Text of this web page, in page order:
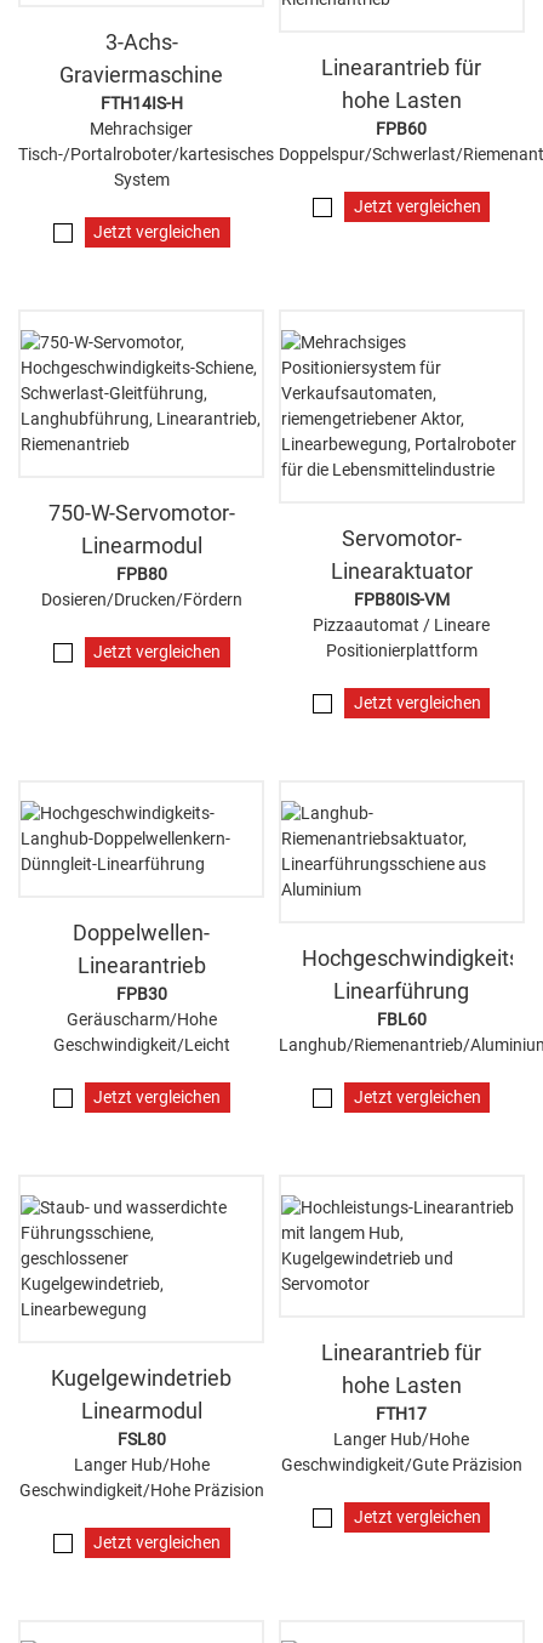
3-Achs-
Graviermaschine
FTH14IS-H
Mehrachsiger
Tisch-/Portalroboter/kartesisches
System
Jetzt vergleichen
Linearantrieb für
hohe Lasten
FPB60
Doppelspur/Schwerlast/
Jetzt vergleichen
750-W-Servomotor-
Linearmodul
FPB80
Dosieren/Drucken/Fördern
Jetzt vergleichen
Servomotor-
Linearaktuator
FPB80IS-VM
Pizzaautomat / Lineare
Positionierplattform
Jetzt vergleichen
Doppelwellen-
Linearantrieb
FPB30
Geräuscharm/Hohe
Geschwindigkeit/Leicht
Jetzt vergleichen
Hochgeschwindigkeits-
Linearführung
FBL60
Langhub/Riemenantrieb/
Jetzt vergleichen
Kugelgewindetrieb
Linearmodul
FSL80
Langer Hub/Hohe
Geschwindigkeit/Hohe Präzision
Jetzt vergleichen
Linearantrieb für
hohe Lasten
FTH17
Langer Hub/Hohe
Geschwindigkeit/Gute Präzision
Jetzt vergleichen